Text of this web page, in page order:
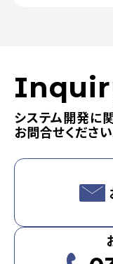
システム開発に
お問合せください